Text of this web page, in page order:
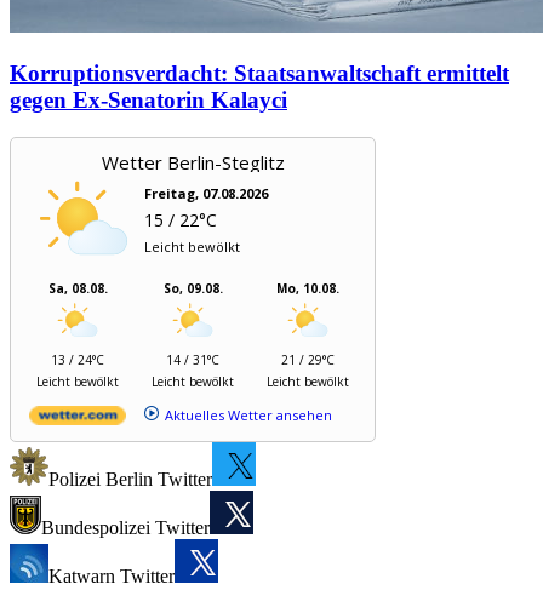
Korruptionsverdacht: Staatsanwaltschaft ermittelt
gegen Ex-Senatorin Kalayci
Wetter Berlin-Steglitz
Freitag, 07.08.2026
15 / 22°C
Leicht bewölkt
Sa, 08.08.
13 / 24°C
Leicht bewölkt
So, 09.08.
14 / 31°C
Leicht bewölkt
Mo, 10.08.
21 / 29°C
Leicht bewölkt
Aktuelles Wetter ansehen
Polizei Berlin Twitter
Bundespolizei Twitter
Katwarn Twitter